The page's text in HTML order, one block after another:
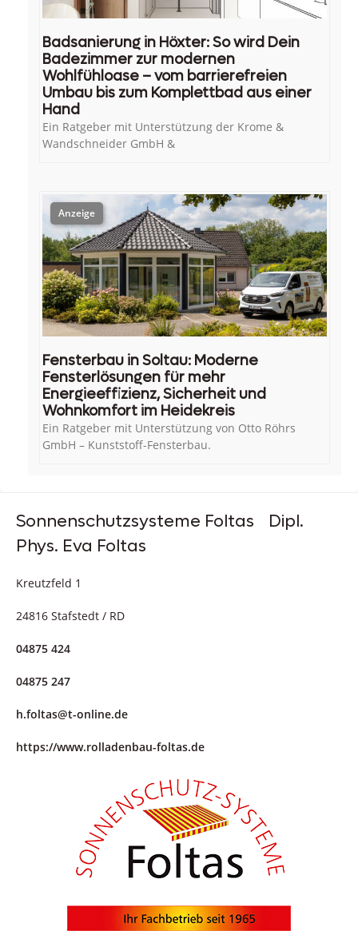
Badsanierung in Höxter: So wird Dein
Badezimmer zur modernen
Wohlfühloase – vom barrierefreien
Umbau bis zum Komplettbad aus einer
Hand
Ein Ratgeber mit Unterstützung der Krome &
Wandschneider GmbH &
Fensterbau in Soltau: Moderne
Fensterlösungen für mehr
Energieeffizienz, Sicherheit und
Wohnkomfort im Heidekreis
Ein Ratgeber mit Unterstützung von Otto Röhrs
GmbH – Kunststoff-Fensterbau.
Sonnenschutzsysteme Foltas Dipl.
Phys. Eva Foltas
Kreutzfeld 1
24816 Stafstedt / RD
04875 424
04875 247
h.foltas@t-online.de
https://www.rolladenbau-foltas.de